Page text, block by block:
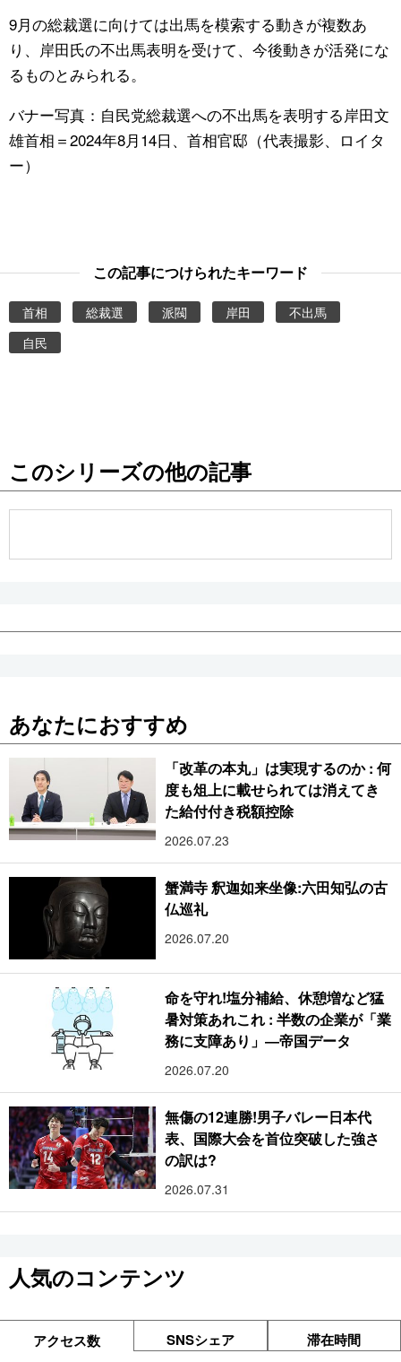
9月の総裁選に向けては出馬を模索する動きが複数あ
り、岸田氏の不出馬表明を受けて、今後動きが活発にな
るものとみられる。
バナー写真：自民党総裁選への不出馬を表明する岸田文
雄首相＝2024年8月14日、首相官邸（代表撮影、ロイタ
ー）
この記事につけられたキーワード
首相 総裁選 派閥 岸田
不出馬
自民
このシリーズの他の記事
あなたにおすすめ
「改革の本丸」は実現するのか : 何
度も俎上に載せられては消えてき
た給付付き税額控除
2026.07.23
蟹満寺 釈迦如来坐像:六田知弘の古
仏巡礼
2026.07.20
命を守れ!塩分補給、休憩増など猛
暑対策あれこれ : 半数の企業が「業
務に支障あり」―帝国データ
2026.07.20
無傷の12連勝!男子バレー日本代
表、国際大会を首位突破した強さ
の訳は?
2026.07.31
人気のコンテンツ
アクセス数 SNSシェア 滞在時間